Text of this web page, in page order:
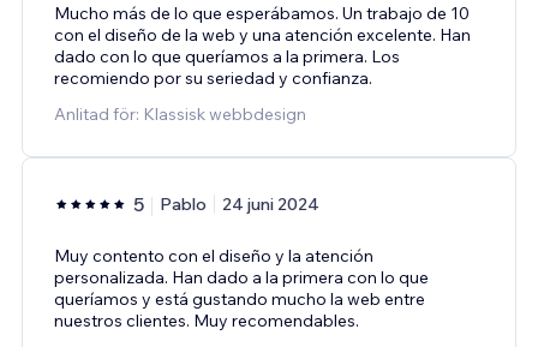
Mucho más de lo que esperábamos. Un trabajo de 10
con el diseño de la web y una atención excelente. Han
dado con lo que queríamos a la primera. Los
recomiendo por su seriedad y confianza.
Anlitad för: Klassisk webbdesign
5 Pablo 24 juni 2024
Muy contento con el diseño y la atención
personalizada. Han dado a la primera con lo que
queríamos y está gustando mucho la web entre
nuestros clientes. Muy recomendables.